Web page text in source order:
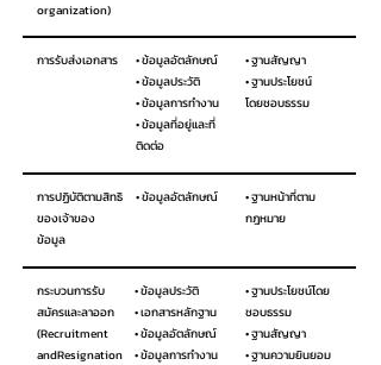
organization)
การรับส่งเอกสาร
• ข้อมูลอัตลักษณ์
• ข้อมูลประวัติ
• ข้อมูลการทำงาน
• ข้อมูลที่อยู่และที่
ติดต่อ
• ฐานสัญญา
• ฐานประโยชน์
โดยชอบธรรม
การปฏิบัติตามสิทธิ
ของเจ้าของ
ข้อมูล
• ข้อมูลอัตลักษณ์
• ฐานหน้าที่ตาม
กฎหมาย
กระบวนการรับ
สมัครและลาออก
(Recruitment
andResignation
• ข้อมูลประวัติ
• เอกสารหลักฐาน
• ข้อมูลอัตลักษณ์
• ข้อมูลการทำงาน
• ฐานประโยชน์โดย
ชอบธรรม
• ฐานสัญญา
• ฐานความยินยอม